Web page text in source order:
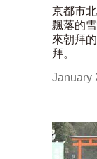
京都市
飄落的
來朝拜
拜。
January